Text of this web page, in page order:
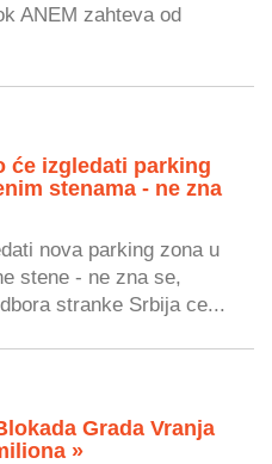
ANEM zahteva od
će izgledati parking
stenama - ne zna
nova parking zona u
stene - ne zna se,
stranke Srbija ce...
Grada Vranja
»